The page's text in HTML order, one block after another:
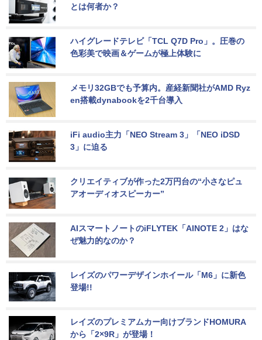
とは何者か？
ハイグレードテレビ「TCL Q7D Pro」。圧巻の
色彩美で映画＆ゲームが極上体験に
メモリ32GBでも予算内。産経新聞社がAMD Ryz
en搭載dynabookを2千台導入
iFi audio主力「NEO Stream 3」「NEO iDSD
3」に迫る
クリエイティブが作った2万円台の“小さなピュ
アオーディオスピーカー”
AIスマートノートのiFLYTEK「AINOTE 2」はな
ぜ魅力的なのか？
レイズのパワーデザインホイール「M6」に新色
登場!!
レイズのプレミアムカー向けブランドHOMURA
から「2×9R」が登場！